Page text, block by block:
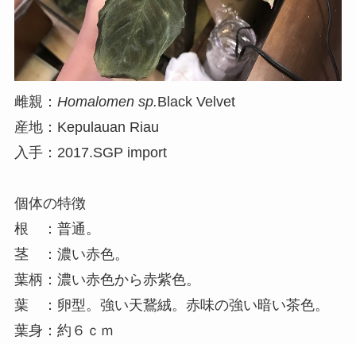
雌親： Homalomen sp.Black Velvet
産地：Kepulauan Riau
入手：2017.SGP import
個体の特徴
根 ：普通。
茎 ：濃い赤色。
葉柄：濃い赤色から赤紫色。
葉 ：卵型。強い天鵞絨。赤味の強い暗い茶色。
葉身：約６ｃｍ